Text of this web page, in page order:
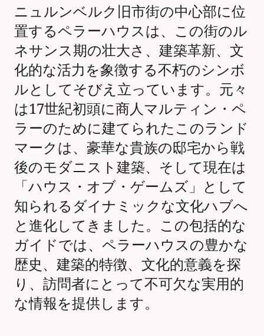
ニュルンベルク旧市街の中心部に位
置するペラーハウスは、この街のル
ネサンス期の壮大さ、建築革新、文
化的な活力を象徴する不朽のシンボ
ルとしてそびえ立っています。元々
は17世紀初頭に商人マルティン・ペ
ラーのために建てられたこのランド
マークは、豪華な貴族の邸宅から戦
後のモダニスト建築、そして現在は
「ハウス・オブ・ゲームズ」として
知られるダイナミックな文化ハブへ
と進化してきました。この包括的な
ガイドでは、ペラーハウスの豊かな
歴史、建築的特徴、文化的意義を探
り、訪問者にとって不可欠な実用的
な情報を提供します。